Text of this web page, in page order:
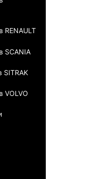
RENAULT
SCANIA
SITRAK
VOLVO